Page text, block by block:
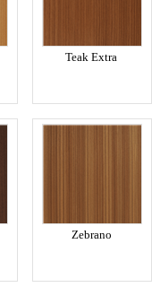
Teak Extra
Zebrano